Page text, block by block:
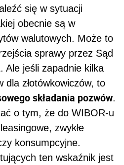
się w sytuacji
obecnie są w
walutowych. Może to
sprawy przez Sąd
Ale jeśli zapadnie kilka
dla złotówkowiczów, to
składania pozwów.
o tym, że do WIBOR-u
zwykłe
konsumpcyjne.
ten wskaźnik jest